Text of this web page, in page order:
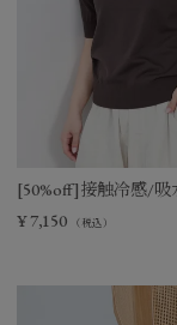
[50%off]接触冷感/吸
¥ 7,150 （税込）